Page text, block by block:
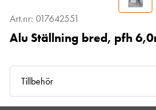
Art.nr: 017642551
Alu Ställning bred, pfh
Tillbehör